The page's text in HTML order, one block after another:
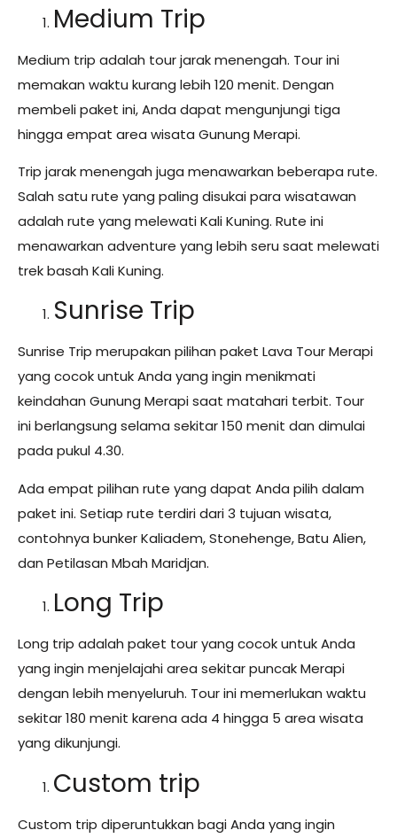
Medium Trip
Medium trip adalah tour jarak menengah. Tour ini
memakan waktu kurang lebih 120 menit. Dengan
membeli paket ini, Anda dapat mengunjungi tiga
hingga empat area wisata Gunung Merapi.
Trip jarak menengah juga menawarkan beberapa rute.
Salah satu rute yang paling disukai para wisatawan
adalah rute yang melewati Kali Kuning. Rute ini
menawarkan adventure yang lebih seru saat melewati
trek basah Kali Kuning.
Sunrise Trip
Sunrise Trip merupakan pilihan paket Lava Tour Merapi
yang cocok untuk Anda yang ingin menikmati
keindahan Gunung Merapi saat matahari terbit. Tour
ini berlangsung selama sekitar 150 menit dan dimulai
pada pukul 4.30.
Ada empat pilihan rute yang dapat Anda pilih dalam
paket ini. Setiap rute terdiri dari 3 tujuan wisata,
contohnya bunker Kaliadem, Stonehenge, Batu Alien,
dan Petilasan Mbah Maridjan.
Long Trip
Long trip adalah paket tour yang cocok untuk Anda
yang ingin menjelajahi area sekitar puncak Merapi
dengan lebih menyeluruh. Tour ini memerlukan waktu
sekitar 180 menit karena ada 4 hingga 5 area wisata
yang dikunjungi.
Custom trip
Custom trip diperuntukkan bagi Anda yang ingin